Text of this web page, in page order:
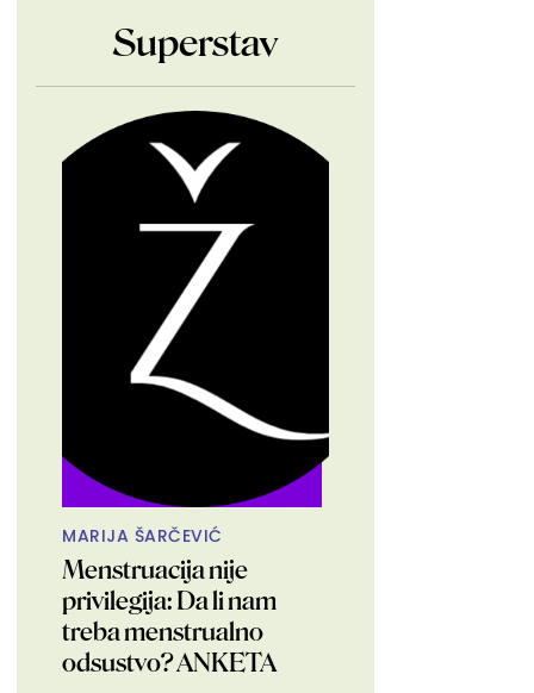
Superstav
MARIJA ŠARČEVIĆ
Menstruacija nije
privilegija: Da li nam
treba menstrualno
odsustvo? ANKETA